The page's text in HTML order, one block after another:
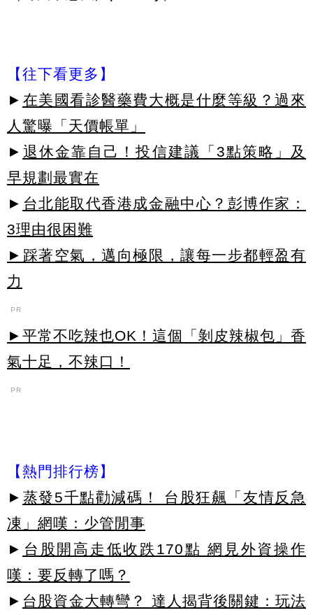
【往下看更多】
► 在美國看診醫藥費大概是什麼等級？過來
人驚曝「天價帳單」
► 退休金靠自己！投信建議「3點策略」及
早規劃最實在
► 台北能取代香港成金融中心？彭博作家：
3理由很困難
►踩著空氣，邁向極限，讓每一步都輕盈有
力
PR
►平常不吃辣也OK！這個「剝皮辣椒包」香
氣十足，不辣口！
PR
【熱門排行榜】
► 蒸發5千點勸減碼！ 台股狂飆「友情反急
凍」網嘆：少管閒事
► 台股開高走低收跌170點 網見外資操作
嘆：要反轉了嗎？
► 台股資金大轉彎？ 達人揭背後關鍵：玩法